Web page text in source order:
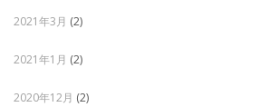
2021年3月 (2)
2021年1月 (2)
2020年12月 (2)